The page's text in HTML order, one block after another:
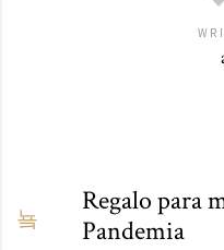
Regalo para
Pandemia